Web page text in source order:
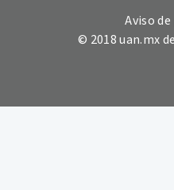
Aviso
© 2018 uan.mx